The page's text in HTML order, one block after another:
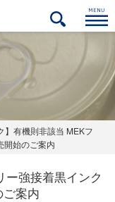
】有機則非該当 MEKフ
開始のご案内
ー強接着黒インク
ご案内